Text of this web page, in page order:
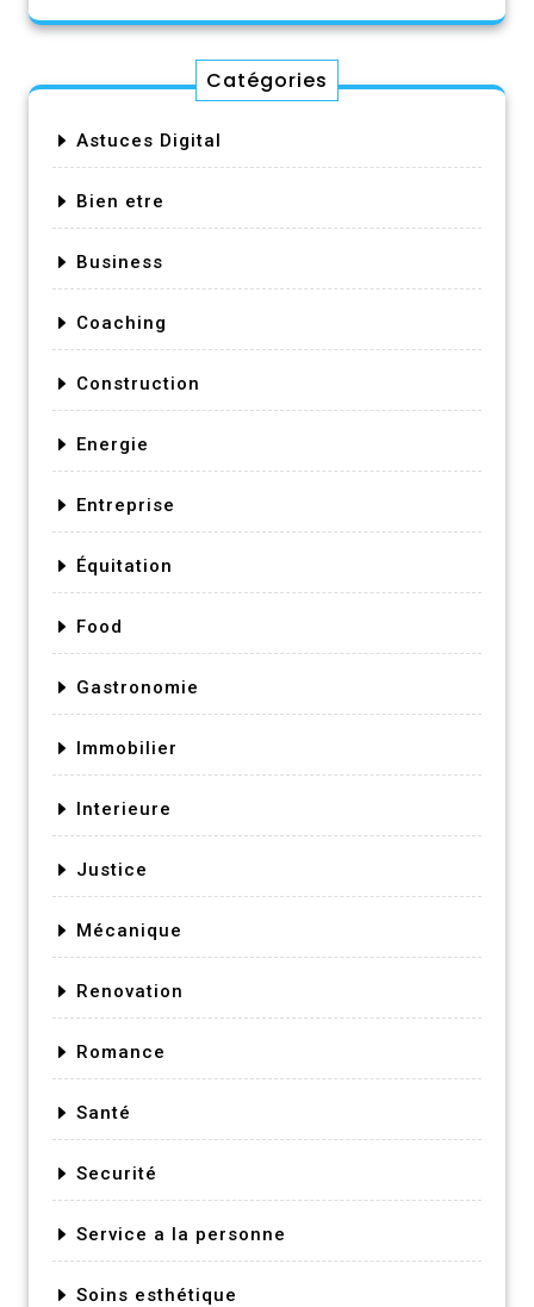
Catégories
Astuces Digital
Bien etre
Business
Coaching
Construction
Energie
Entreprise
Équitation
Food
Gastronomie
Immobilier
Interieure
Justice
Mécanique
Renovation
Romance
Santé
Securité
Service a la personne
Soins esthétique